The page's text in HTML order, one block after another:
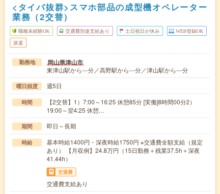
<タイパ抜群>スマホ部品の成型機オペレーター
業務（2交替）
職種未経験OK 交通費別途支給あり 土日祝日が休み WEB登録OK
派遣
勤務地 岡山県津山市
東津山駅から---分／高野駅から---分／津山駅から---分
曜日頻度 週5日
時間
【2交替】1）7:00～16:25 休憩85分 [実働]8時間00分2）
19:00～翌4:25 休憩…
期間 即日～長期
時給
基本時給1400円・深夜時給1750円 ※交通費全額支給（規定
あり） 【月収例】24.8万円（15日勤務＋残業37.5h＋深夜
41.44h）
交通費
交通費支給あり